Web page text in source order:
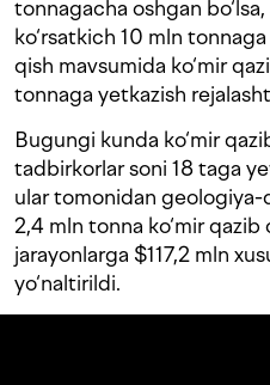
tonnagacha oshgan
ko‘rsatkich 10 mln
qish mavsumida ko‘mir
tonnaga yetkazish
Bugungi kunda ko‘mir
tadbirkorlar soni 18 taga
ular tomonidan
2,4 mln tonna ko‘mir
jarayonlarga $117,2 mln
yo‘naltirildi.